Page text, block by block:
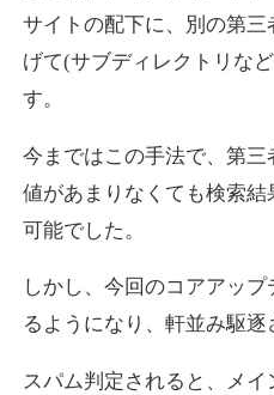
サイトの配下に、別の第
げて(サブディレクトリな
す。
今まではこの手法で、第
値があまりなくても検索
可能でした。
しかし、今回のコアアッ
るようになり、軒並み駆逐
スパム判定されると、メ